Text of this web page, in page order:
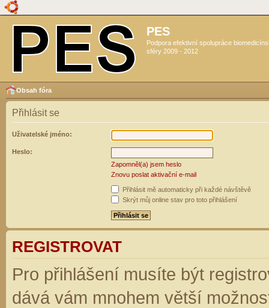
PES
Podpora efektivní spolupráce
sféry 2009 - 2012
Obsah fóra
Přihlásit se
Uživatelské jméno:
Heslo:
Zapomněl(a) jsem heslo
Znovu poslat aktivační e-mail
Přihlásit mě automaticky při každé návštěvě
Skrýt můj online stav pro toto přihlášení
REGISTROVAT
Pro přihlášení musíte být
dává vám mnohem větší